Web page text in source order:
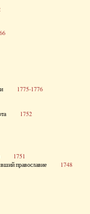
1775-1776
1752
1751
православие 1748